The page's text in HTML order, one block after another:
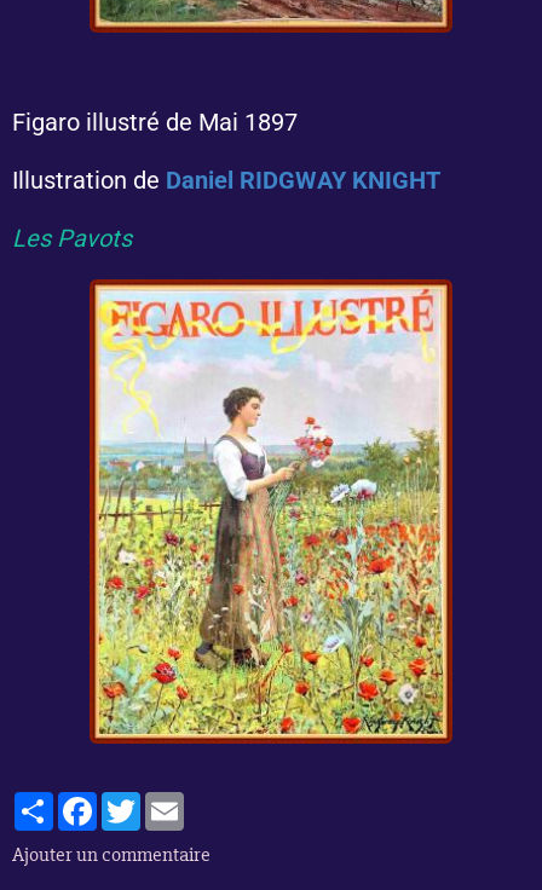
Figaro illustré de Mai 1897
Illustration de Daniel RIDGWAY KNIGHT
Les Pavots
PartagerFacebook
Twitter
Ajouter un commentaire